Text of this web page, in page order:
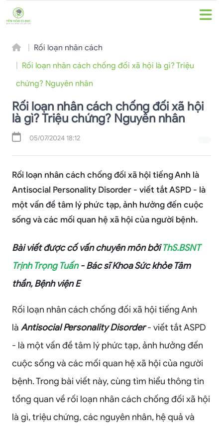
Rối loạn nhân cách
Rối loạn nhân cách chống đối xã hội là gì? Triệu
chứng? Nguyên nhân
Rối loạn nhân cách chống đối xã hội
là gì? Triệu chứng? Nguyên nhân
05/07/2024 18:12
Rối loạn nhân cách chống đối xã hội tiếng Anh là
Antisocial Personality Disorder - viết tắt ASPD - là
một vấn đề tâm lý phức tạp, ảnh hưởng đến cuộc
sống và các mối quan hệ xã hội của người bệnh.
Bài viết được cố vấn chuyên môn bởiThS.BSNT
Trịnh Trọng Tuấn- Bác sĩ Khoa Sức khỏe Tâm
thần, Bệnh viện E
Rối loạn nhân cách chống đối xã hội tiếng Anh
là Antisocial Personality Disorder- viết tắt ASPD
- là một vấn đề tâm lý phức tạp, ảnh hưởng đến
cuộc sống và các mối quan hệ xã hội của người
bệnh. Trong bài viết này, cùng tìm hiểu thông tin
tổng quan về rối loạn nhân cách chống đối xã hội
là gì, triệu chứng, các nguyên nhân, hệ quả và